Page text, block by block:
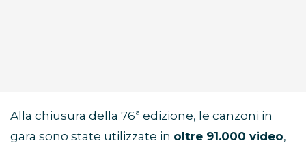
Alla chiusura della 76ª edizione, le canzoni in
gara sono state utilizzate in oltre 91.000 video,